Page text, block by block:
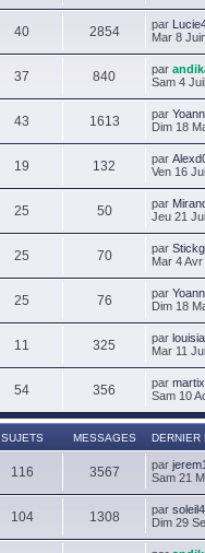
40 2854 par
Mar 8
37 840 par
Sam 4
43 1613 par
Dim 18
19 132 par
Ven 16
25 50 par
Jeu 21
25 70 par
Mar 4
25 76 par
Dim 18
11 325 par
Mar 11
54 356 par
Sam 10
SUJETS MESSAGES DERNIER
116 3567 par
Sam 21
104 1308 par
Dim 29